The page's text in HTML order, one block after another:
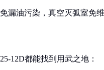
漏油污染，真空灭弧室免
12D都能找到用武之地：